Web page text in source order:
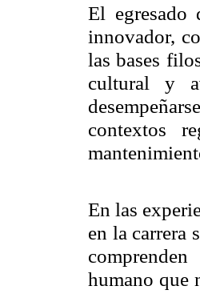
El egresado
innovador,
las bases
cultural y
contextos
En las
en la carrera
humano que